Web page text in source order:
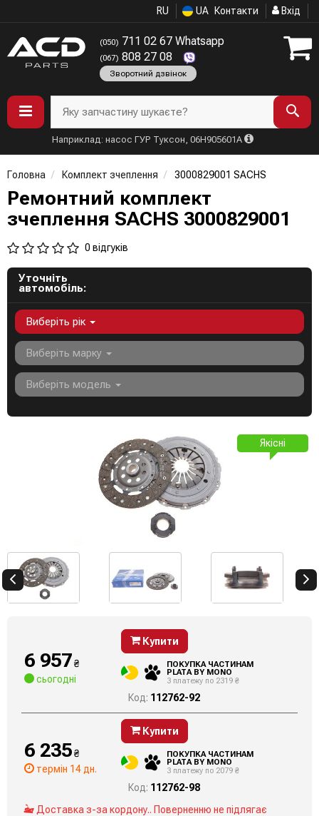
RU UA Контакти Вхід
(050) 711 02 67 Whatsapp
(067) 808 27 08
Зворотний дзвінок
Яку запчастину шукаєте?
Наприклад: насос ГУР Туксон, 06H905601A
Головна Комплект зчеплення 3000829001 SACHS
Ремонтний комплект
зчеплення SACHS 3000829001
0 відгуків
Уточніть
автомобіль:
Виберіть рік
Виберіть марку
Виберіть модель
Якісні
6 957₴
сьогодні
Купити
ПОКУПКА ЧАСТИНАМ
PLATA BY MONO
3 платежу по 2319 ₴
Код: 112762-92
6 235₴
термін 14 дн.
Купити
ПОКУПКА ЧАСТИНАМ
PLATA BY MONO
3 платежу по 2079 ₴
Код: 112762-98
Доставка з-за кордону.. Поверненню не підлягає